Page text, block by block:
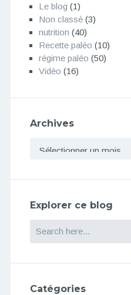
Le blog (1)
Non classé(3)
nutrition (40)
Recette paléo (10)
régime paléo (50)
Vidéo (16)
Archives
Explorer ce blog
Catégories